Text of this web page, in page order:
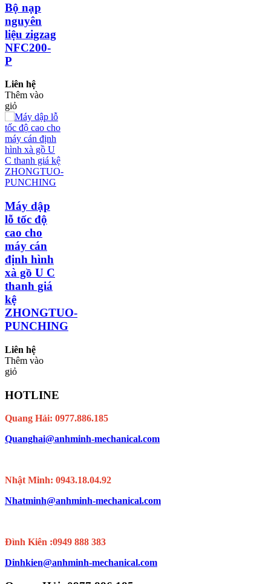
Bộ nạp
nguyên
liệu zigzag
NFC200-
P
Liên hệ
Thêm vào
giỏ
Máy dập
lỗ tốc độ
cao cho
máy cán
định hình
xà gồ U C
thanh giá
kệ
ZHONGTUO-
PUNCHING
Liên hệ
Thêm vào
giỏ
HOTLINE
Quang Hải: 0977.886.185
Quanghai@anhminh-mechanical.com
Nhật Minh: 0943.18.04.92
Nhatminh@anhminh-mechanical.com
Đình Kiên :0949 888 383
Dinhkien@anhminh-mechanical.com